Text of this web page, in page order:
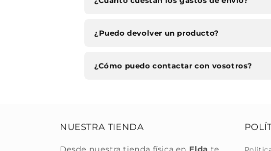
¿Puedo devolver un producto?
¿Cómo puedo contactar con vosotros?
NUESTRA TIENDA